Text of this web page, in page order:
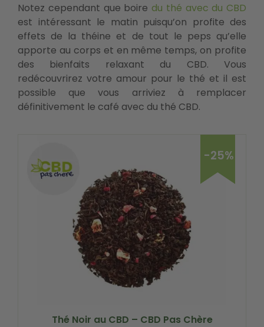
Notez cependant que boire du thé avec du CBD
est intéressant le matin puisqu’on profite des
effets de la théine et de tout le peps qu’elle
apporte au corps et en même temps, on profite
des bienfaits relaxant du CBD. Vous
redécouvrirez votre amour pour le thé et il est
possible que vous arriviez à remplacer
définitivement le café avec du thé CBD.
-25%
Thé Noir au CBD – CBD Pas Chère